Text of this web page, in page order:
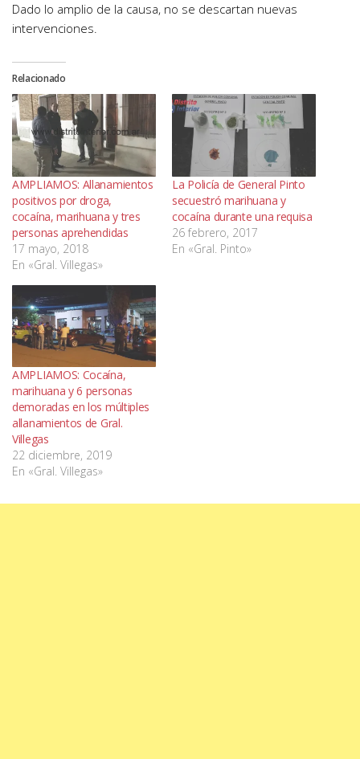
Dado lo amplio de la causa, no se descartan nuevas
intervenciones.
Relacionado
AMPLIAMOS: Allanamientos
positivos por droga,
cocaína, marihuana y tres
personas aprehendidas
17 mayo, 2018
En «Gral. Villegas»
La Policía de General Pinto
secuestró marihuana y
cocaína durante una requisa
26 febrero, 2017
En «Gral. Pinto»
AMPLIAMOS: Cocaína,
marihuana y 6 personas
demoradas en los múltiples
allanamientos de Gral.
Villegas
22 diciembre, 2019
En «Gral. Villegas»